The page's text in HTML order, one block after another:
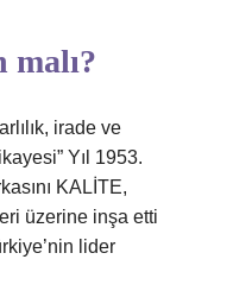
irade ve
Yıl 1953.
KALİTE,
üzerine inşa etti
lider